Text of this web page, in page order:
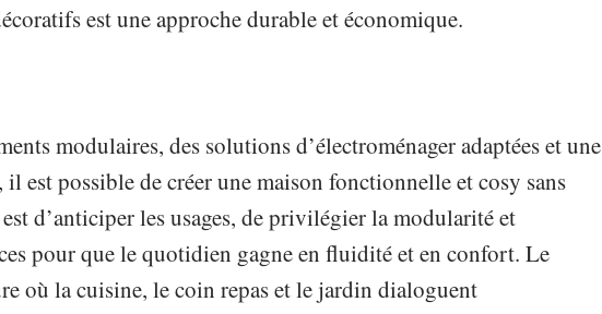
est une approche durable et économique.
modulaires, des solutions d’électroménager adaptées et une
est possible de créer une maison fonctionnelle et cosy sans
d’anticiper les usages, de privilégier la modularité et
pour que le quotidien gagne en fluidité et en confort. Le
où la cuisine, le coin repas et le jardin dialoguent